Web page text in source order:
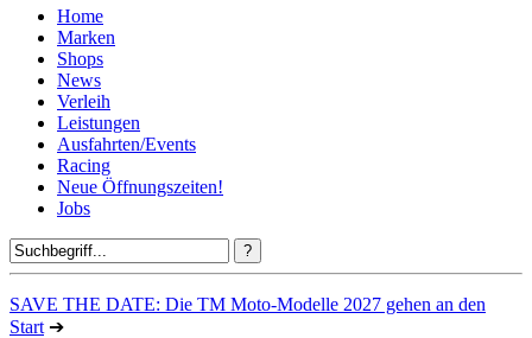
Home
Marken
Shops
News
Verleih
Leistungen
Ausfahrten/Events
Racing
Neue Öffnungszeiten!
Jobs
SAVE THE DATE: Die TM Moto-Modelle 2027 gehen an den
Start ➔